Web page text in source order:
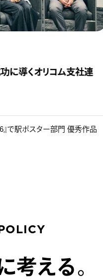
導くオリコム支社連
』で駅ポスター部門 優秀作品
考える。